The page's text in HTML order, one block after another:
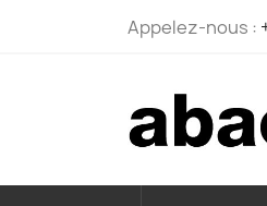
Appelez-nous :